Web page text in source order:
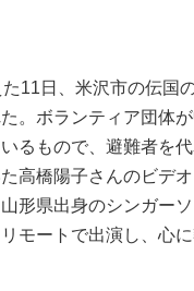
950-1189
潟県新潟市西区山田2310-39
025-210-1200
営業時間 9:00～18:00
11日、米沢市の伝国
。ボランティア団体
るもので、避難者を
高橋陽子さんのビデ
形県出身のシンガー
モートで出演し、心